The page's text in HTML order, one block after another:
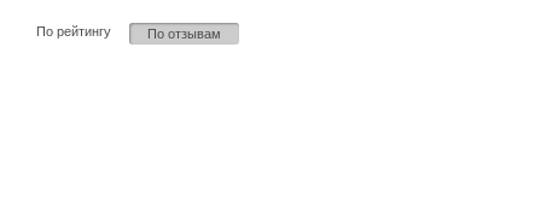
По рейтингу По отзывам